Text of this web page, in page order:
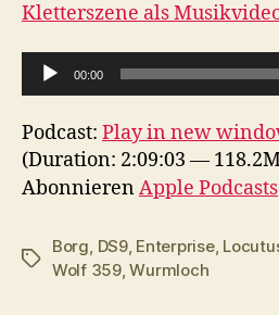
Kletterszene als
u
d
i
o
l
00:00
Podcast: Play in new
(Duration: 2:09:03 —
AbonnierenApple Podcasts
Schlagwörter
Borg, DS9, Enterprise,
Wolf 359,Wurmloch